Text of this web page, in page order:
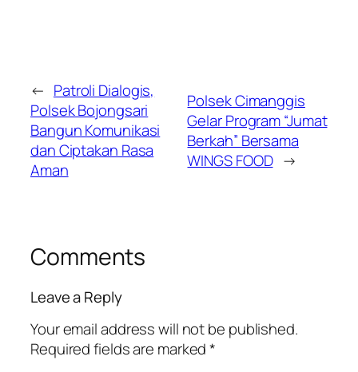
← Patroli Dialogis,
Polsek Bojongsari
Bangun Komunikasi
dan Ciptakan Rasa
Aman
Polsek Cimanggis
Gelar Program “Jumat
Berkah” Bersama
WINGS FOOD →
Comments
Leave a Reply
Your email address will not be published.
Required fields are marked*